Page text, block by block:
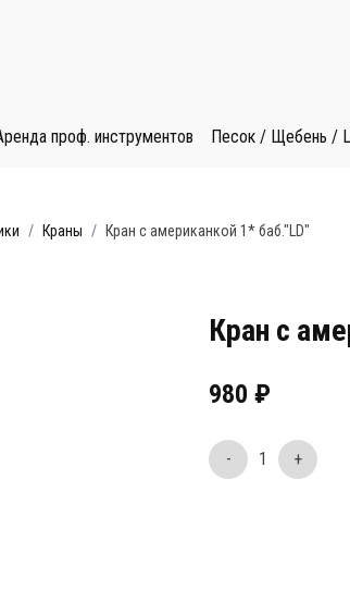
проф. инструментов Песок / Щебень /
Краны Кран с американкой 1* баб."LD"
Кран с
980 ₽
- 1 +